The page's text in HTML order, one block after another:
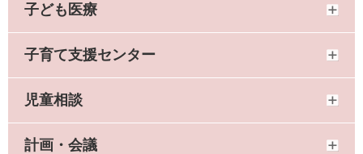
子ども医療
子育て支援センター
児童相談
計画・会議